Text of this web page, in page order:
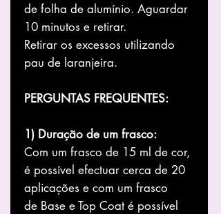
de folha de alumínio. Aguardar
10 minutos e retirar.
Retirar os excessos utilizando
pau de laranjeira.
PERGUNTAS FREQUENTES:
1) Duração de um frasco:
Com um frasco de 15 ml de cor,
é possível efectuar cerca de 20
aplicações e com um frasco
de Base e Top Coat é possível